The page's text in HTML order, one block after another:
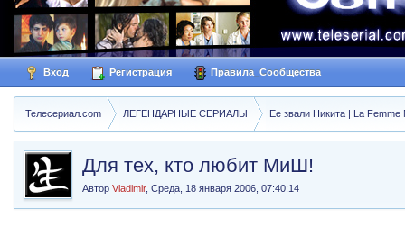
Вход Регистрация Правила_Сообщества
Телесериал.com ЛЕГЕНДАРНЫЕ СЕРИАЛЫ Ее звали Никита | La Femme
Для тех, кто любит МиШ!
АвторVladimir,Среда, 18 января 2006, 07:40:14